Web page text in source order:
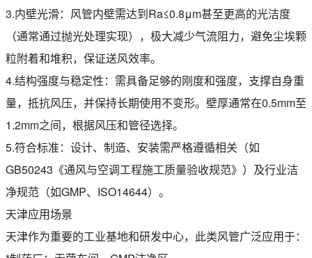
3.内壁光滑：风管内壁需达到Ra≤0.8μm甚至更高的光洁度
（通常通过抛光处理实现），极大减少气流阻力，避免尘埃颗
粒附着和堆积，保证送风效率。
4.结构强度与稳定性：需具备足够的刚度和强度，支撑自身重
量，抵抗风压，并保持长期使用不变形。壁厚通常在0.5mm至
1.2mm之间，根据风压和管径选择。
5.符合标准：设计、制造、安装需严格遵循相关（如
GB50243《通风与空调工程施工质量验收规范》）及行业洁
净规范（如GMP、ISO14644）。
天津应用场景
天津作为重要的工业基地和研发中心，此类风管广泛应用于：